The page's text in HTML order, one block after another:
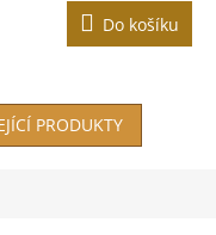
Do košíku
PRODUKTY